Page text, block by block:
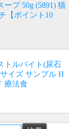
プ 50g (5891) 猫
【ポイント10
トルバイト(尿石
イズ サンプル H
療法食